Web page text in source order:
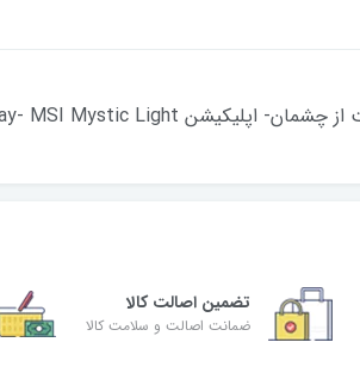
تضمین اصالت کالا
ضمانت اصالت و سلامت کالا